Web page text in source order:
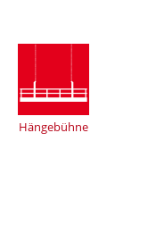
Hängebühne